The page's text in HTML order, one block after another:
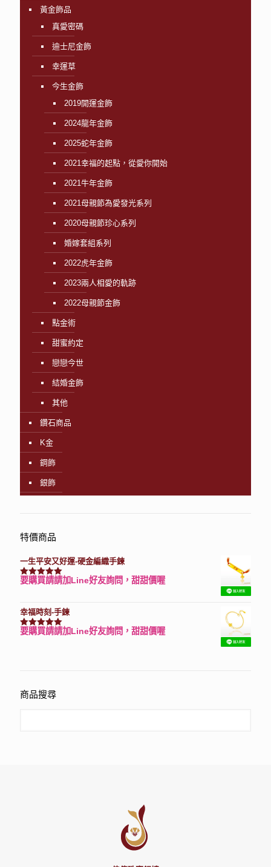
黃金飾品
真愛密碼
迪士尼金飾
幸運草
今生金飾
2019開運金飾
2024龍年金飾
2025蛇年金飾
2021幸福的起點，從愛你開始
2021牛年金飾
2021母親節為愛發光系列
2020母親節珍心系列
婚嫁套組系列
2022虎年金飾
2023兩人相愛的軌跡
2022母親節金飾
點金術
甜蜜約定
戀戀今世
結婚金飾
其他
鑽石商品
K金
鋼飾
銀飾
特價商品
一生平安又好運-硬金編織手鍊
評分7740滿分 5
要購買請請加Line好友詢問，甜甜價喔
幸福時刻-手鍊
評分3150滿分 5
要購買請請加Line好友詢問，甜甜價喔
商品搜尋